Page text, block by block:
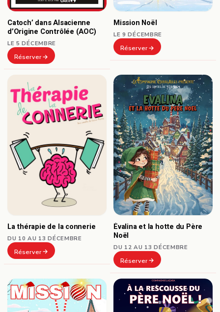
Catoch’ dans Alsacienne
d’Origine Contrôlée (AOC)
LE 5 DÉCEMBRE
Réserver
Mission Noël
LE 9 DÉCEMBRE
Réserver
La thérapie de la connerie
DU 10 AU 13 DÉCEMBRE
Réserver
Évalina et la hotte du Père
Noël
DU 12 AU 13 DÉCEMBRE
Réserver